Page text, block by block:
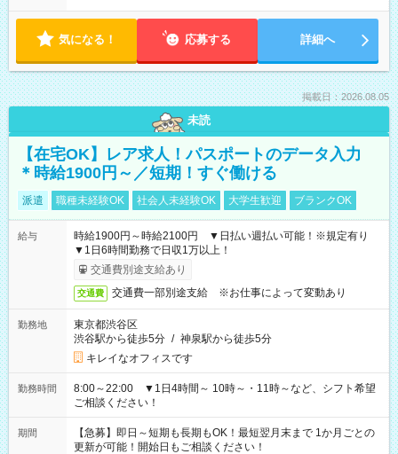
気になる！ 応募する 詳細へ
掲載日：2026.08.05
未読
【在宅OK】レア求人！パスポートのデータ入力
＊時給1900円～／短期！すぐ働ける
派遣 職種未経験OK 社会人未経験OK 大学生歓迎 ブランクOK
給与
時給1900円～時給2100円 ▼日払い週払い可能！※規定有り
▼1日6時間勤務で日収1万以上！
交通費別途支給あり
交通費 交通費一部別途支給 ※お仕事によって変動あり
勤務地
東京都渋谷区
渋谷駅から徒歩5分 / 神泉駅から徒歩5分
キレイなオフィスです
勤務時間
8:00～22:00 ▼1日4時間～ 10時～・11時～など、シフト希望
ご相談ください！
期間
【急募】即日～短期も長期もOK！最短翌月末まで 1か月ごとの
更新が可能！開始日もご相談ください！